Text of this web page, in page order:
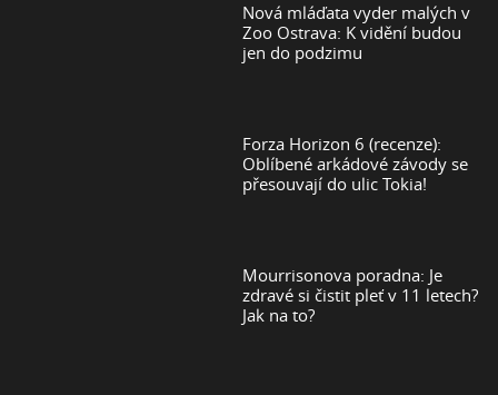
Nová mláďata vyder malých v
Zoo Ostrava: K vidění budou
jen do podzimu
Forza Horizon 6 (recenze):
Oblíbené arkádové závody se
přesouvají do ulic Tokia!
Mourrisonova poradna: Je
zdravé si čistit pleť v 11 letech?
Jak na to?